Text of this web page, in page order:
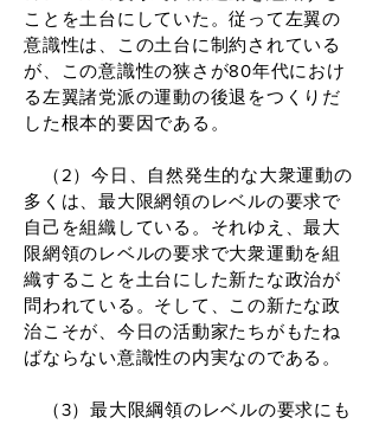
ことを土台にしていた。従って左翼の
意識性は、この土台に制約されている
が、この意識性の狭さが80年代におけ
る左翼諸党派の運動の後退をつくりだ
した根本的要因である。
（2）今日、自然発生的な大衆運動の
多くは、最大限網領のレベルの要求で
自己を組織している。それゆえ、最大
限網領のレベルの要求で大衆運動を組
織することを土台にした新たな政治が
問われている。そして、この新たな政
治こそが、今日の活動家たちがもたね
ばならない意識性の内実なのである。
（3）最大限綱領のレベルの要求にも